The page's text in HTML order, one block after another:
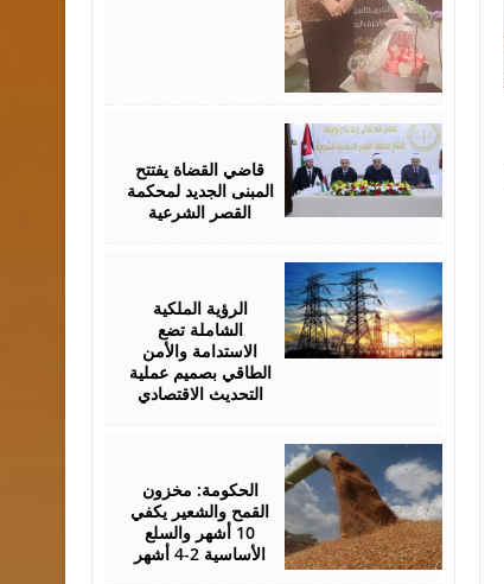
قاضي القضاة يفتتح
المبنى الجديد لمحكمة
القصر الشرعية
الرؤية الملكية
الشاملة تضع
الاستدامة والأمن
الطاقي بصميم عملية
التحديث الاقتصادي
الحكومة: مخزون
القمح والشعير يكفي
10 أشهر والسلع
الأساسية 2-4 أشهر